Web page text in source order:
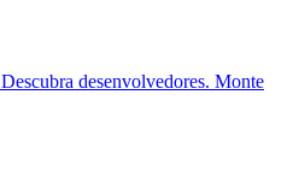
Descubra desenvolvedores. Monte